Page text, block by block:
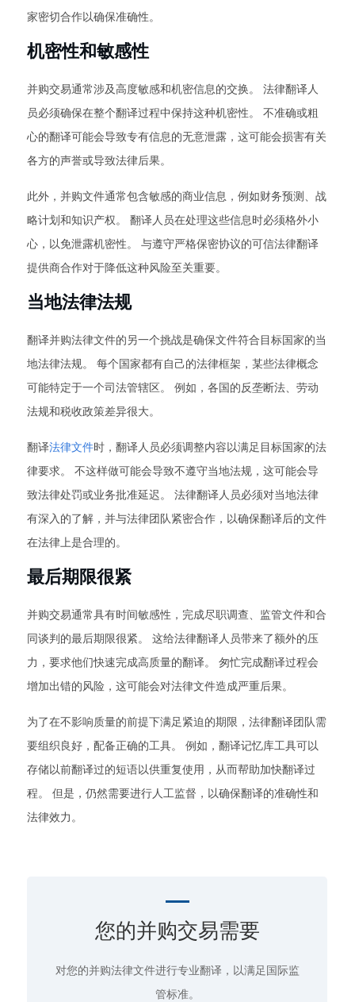
家密切合作以确保准确性。
机密性和敏感性
并购交易通常涉及高度敏感和机密信息的交换。 法律翻译人
员必须确保在整个翻译过程中保持这种机密性。 不准确或粗
心的翻译可能会导致专有信息的无意泄露，这可能会损害有关
各方的声誉或导致法律后果。
此外，并购文件通常包含敏感的商业信息，例如财务预测、战
略计划和知识产权。 翻译人员在处理这些信息时必须格外小
心，以免泄露机密性。 与遵守严格保密协议的可信法律翻译
提供商合作对于降低这种风险至关重要。
当地法律法规
翻译并购法律文件的另一个挑战是确保文件符合目标国家的当
地法律法规。 每个国家都有自己的法律框架，某些法律概念
可能特定于一个司法管辖区。 例如，各国的反垄断法、劳动
法规和税收政策差异很大。
翻译法律文件时，翻译人员必须调整内容以满足目标国家的法
律要求。 不这样做可能会导致不遵守当地法规，这可能会导
致法律处罚或业务批准延迟。 法律翻译人员必须对当地法律
有深入的了解，并与法律团队紧密合作，以确保翻译后的文件
在法律上是合理的。
最后期限很紧
并购交易通常具有时间敏感性，完成尽职调查、监管文件和合
同谈判的最后期限很紧。 这给法律翻译人员带来了额外的压
力，要求他们快速完成高质量的翻译。 匆忙完成翻译过程会
增加出错的风险，这可能会对法律文件造成严重后果。
为了在不影响质量的前提下满足紧迫的期限，法律翻译团队需
要组织良好，配备正确的工具。 例如，翻译记忆库工具可以
存储以前翻译过的短语以供重复使用，从而帮助加快翻译过
程。 但是，仍然需要进行人工监督，以确保翻译的准确性和
法律效力。
您的并购交易需要
对您的并购法律文件进行专业翻译，以满足国际监
管标准。